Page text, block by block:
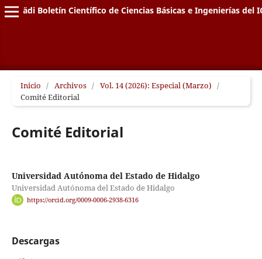
Pädi Boletín Científico de Ciencias Básicas e Ingenierías del
Inicio / Archivos / Vol. 14 (2026): Especial (Marzo) /
Comité Editorial
Comité Editorial
Universidad Autónoma del Estado de Hidalgo
Universidad Autónoma del Estado de Hidalgo
https://orcid.org/0009-0006-2938-6316
Descargas